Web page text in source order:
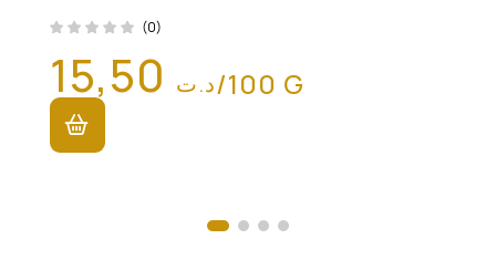
(0)
د.ت/100 G